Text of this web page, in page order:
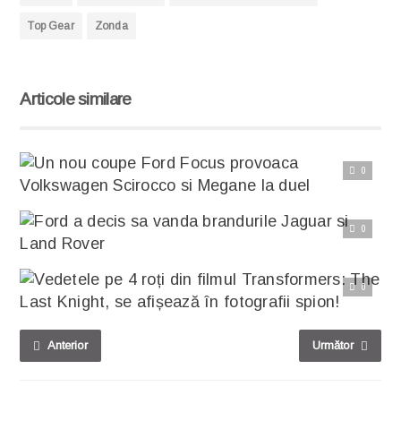
Top Gear Zonda
Articole similare
Anterior Următor
0
Citește articolul complet
0
0
Citește articolul complet